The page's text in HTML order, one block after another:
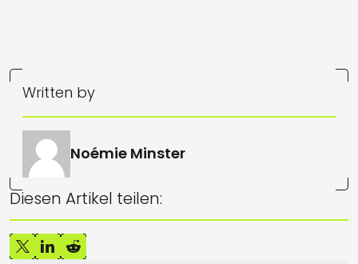
Written by
Noémie Minster
Diesen Artikel teilen: